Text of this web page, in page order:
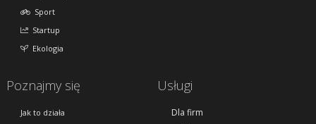
Sport
Startup
Ekologia
Poznajmy się
Jak to działa
Usługi
Dla firm